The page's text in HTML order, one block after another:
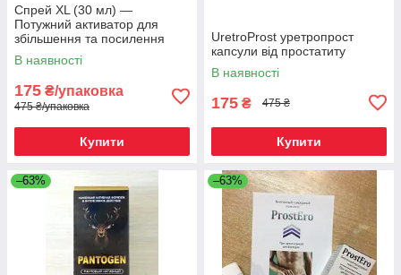
Спрей XL (30 мл) —
Потужний активатор для
збільшення та посилення
репродуктивної функції
В наявності
175 ₴/упаковка
475 ₴/упаковка
Купити
UretroProst уретропрост
капсули від простатиту
В наявності
175 ₴ 475 ₴
Купити
–63% –63%